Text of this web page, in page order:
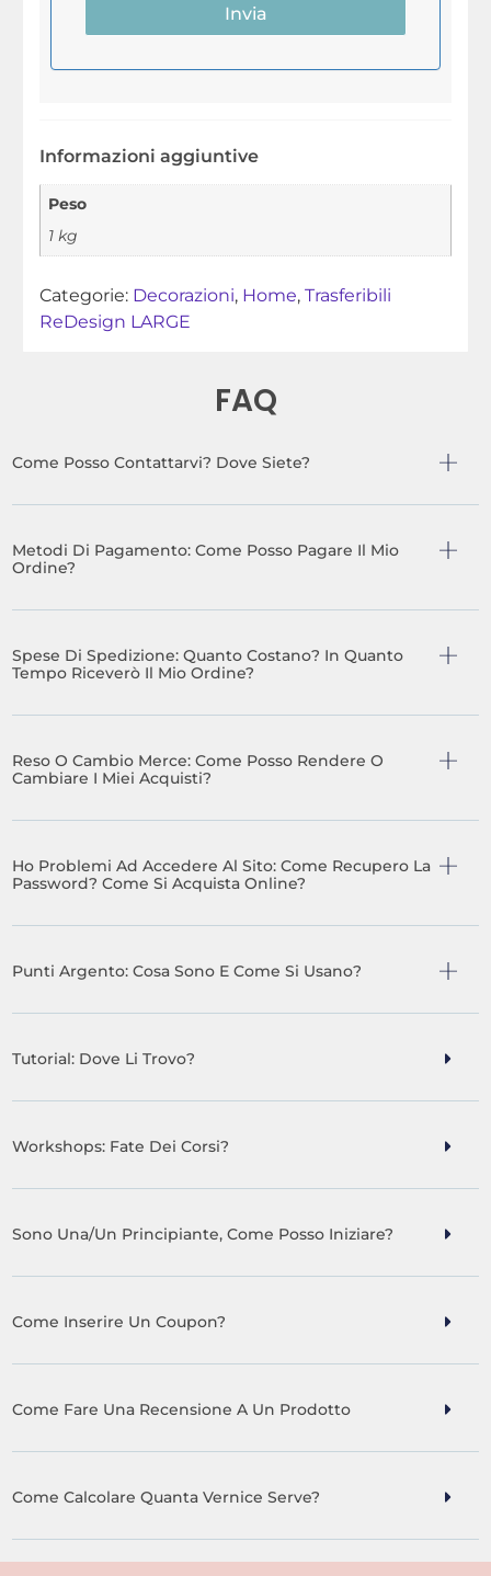
Invia
Informazioni aggiuntive
Peso
1 kg
Categorie: Decorazioni, Home, Trasferibili
ReDesign LARGE
FAQ
Come Posso Contattarvi? Dove Siete?
Metodi Di Pagamento: Come Posso Pagare Il Mio
Ordine?
Spese Di Spedizione: Quanto Costano? In Quanto
Tempo Riceverò Il Mio Ordine?
Reso O Cambio Merce: Come Posso Rendere O
Cambiare I Miei Acquisti?
Ho Problemi Ad Accedere Al Sito: Come Recupero La
Password? Come Si Acquista Online?
Punti Argento: Cosa Sono E Come Si Usano?
Tutorial: Dove Li Trovo?
Workshops: Fate Dei Corsi?
Sono Una/un Principiante, Come Posso Iniziare?
Come Inserire Un Coupon?
Come Fare Una Recensione A Un Prodotto
Come Calcolare Quanta Vernice Serve?